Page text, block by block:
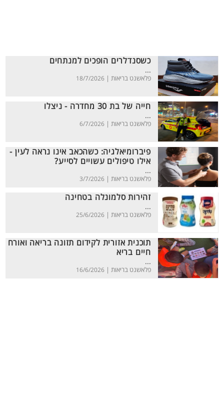
כשסנדלרים הופכים למנתחים
...
פלאשנט בריאות | 18/7/2026
חייה של בת 30 מחדרה - ניצלו
...
פלאשנט בריאות | 6/7/2026
פיברומיאלגיה: כשהכאב אינו נראה לעין -
אילו טיפולים עשויים לסייע?
...
פלאשנט בריאות | 3/7/2026
זהירות סלמונלה בטחינה
...
פלאשנט בריאות | 25/6/2026
תוכנית אזורית לקידום תזונה בריאה ואורח
חיים בריא
...
פלאשנט בריאות | 16/6/2026